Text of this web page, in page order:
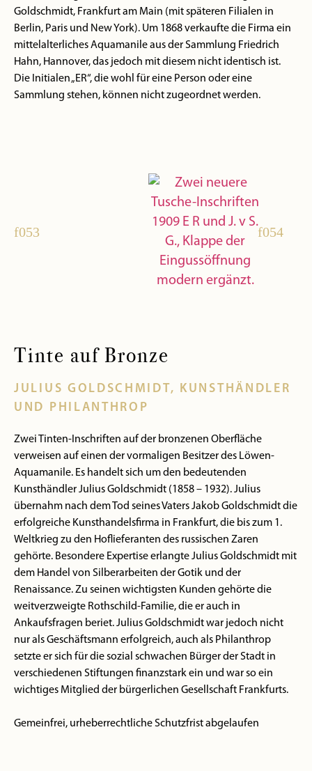
Goldschmidt, Frankfurt am Main (mit späteren Filialen in
Berlin, Paris und New York). Um 1868 verkaufte die Firma ein
mittelalterliches Aquamanile aus der Sammlung Friedrich
Hahn, Hannover, das jedoch mit diesem nicht identisch ist.
Die Initialen „ER“, die wohl für eine Person oder eine
Sammlung stehen, können nicht zugeordnet werden.
Tinte auf Bronze
JULIUS GOLDSCHMIDT, KUNSTHÄNDLER
UND PHILANTHROP
Zwei Tinten-Inschriften auf der bronzenen Oberfläche
verweisen auf einen der vormaligen Besitzer des Löwen-
Aquamanile. Es handelt sich um den bedeutenden
Kunsthändler Julius Goldschmidt (1858 – 1932). Julius
übernahm nach dem Tod seines Vaters Jakob Goldschmidt die
erfolgreiche Kunsthandelsfirma in Frankfurt, die bis zum 1.
Weltkrieg zu den Hoflieferanten des russischen Zaren
gehörte. Besondere Expertise erlangte Julius Goldschmidt mit
dem Handel von Silberarbeiten der Gotik und der
Renaissance. Zu seinen wichtigsten Kunden gehörte die
weitverzweigte Rothschild-Familie, die er auch in
Ankaufsfragen beriet. Julius Goldschmidt war jedoch nicht
nur als Geschäftsmann erfolgreich, auch als Philanthrop
setzte er sich für die sozial schwachen Bürger der Stadt in
verschiedenen Stiftungen finanzstark ein und war so ein
wichtiges Mitglied der bürgerlichen Gesellschaft Frankfurts.
Gemeinfrei, urheberrechtliche Schutzfrist abgelaufen